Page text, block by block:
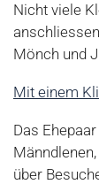
Nicht viele
Mönch und
Mit einem
Das
Männdlenen,
über